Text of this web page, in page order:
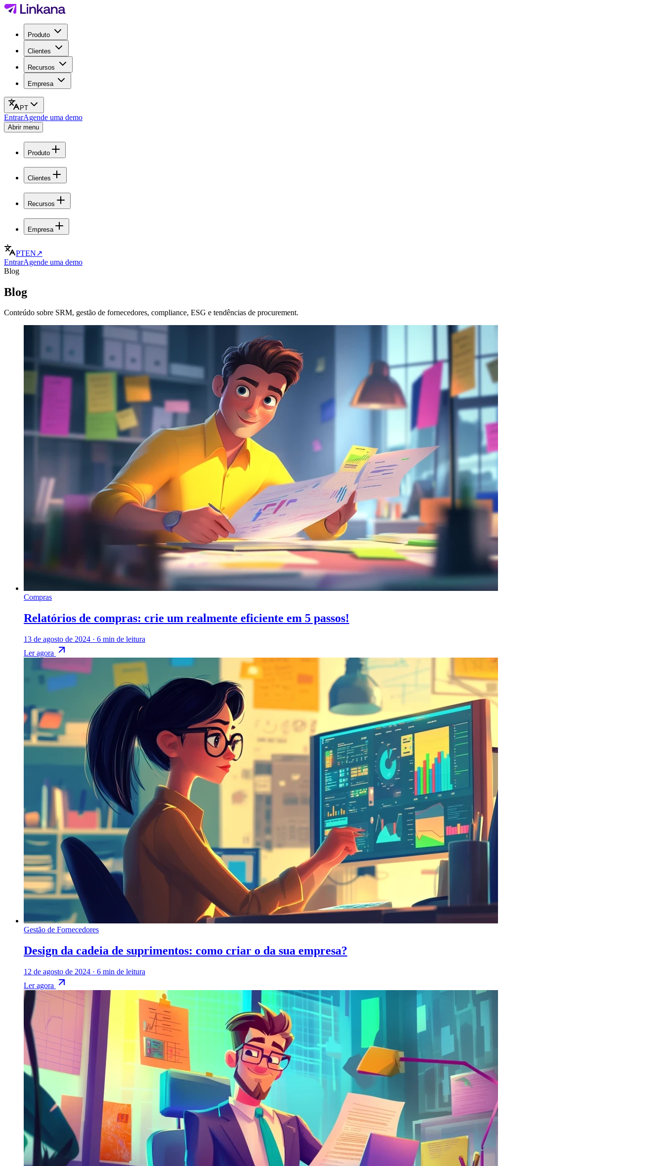
Produto
Clientes
Recursos
Empresa
PT
EntrarAgende uma demo
Abrir menu
Produto
Clientes
Recursos
Empresa
PTEN↗
EntrarAgende uma demo
Blog
Blog
Conteúdo sobre SRM, gestão de fornecedores, compliance, ESG e tendências de procurement.
Compras
Relatórios de compras: crie um realmente eficiente em 5 passos!
13 de agosto de 2024 · 6 min de leitura
Ler agora
Gestão de Fornecedores
Design da cadeia de suprimentos: como criar o da sua empresa?
12 de agosto de 2024 · 6 min de leitura
Ler agora